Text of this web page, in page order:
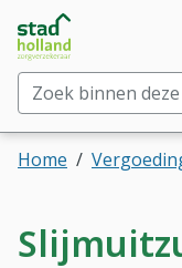
Direct naar
Direct naarStad Holland
Zoek binnen deze
Home